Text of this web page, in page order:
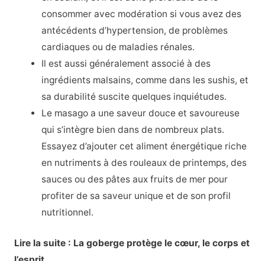
consommer avec modération si vous avez des
antécédents d’hypertension, de problèmes
cardiaques ou de maladies rénales.
Il est aussi généralement associé à des
ingrédients malsains, comme dans les sushis, et
sa durabilité suscite quelques inquiétudes.
Le masago a une saveur douce et savoureuse
qui s’intègre bien dans de nombreux plats.
Essayez d’ajouter cet aliment énergétique riche
en nutriments à des rouleaux de printemps, des
sauces ou des pâtes aux fruits de mer pour
profiter de sa saveur unique et de son profil
nutritionnel.
Lire la suite : La goberge protège le cœur, le corps et